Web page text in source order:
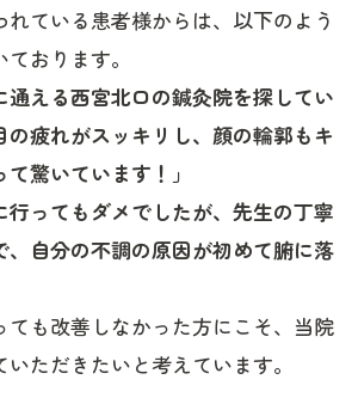
ている患者様からは、以下のよう
おります。
通える西宮北口の鍼灸院を探してい
の疲れがスッキリし、顔の輪郭もキ
驚いています！」
行ってもダメでしたが、先生の丁寧
、自分の不調の原因が初めて腑に落
ても改善しなかった方にこそ、当院
ただきたいと考えています。